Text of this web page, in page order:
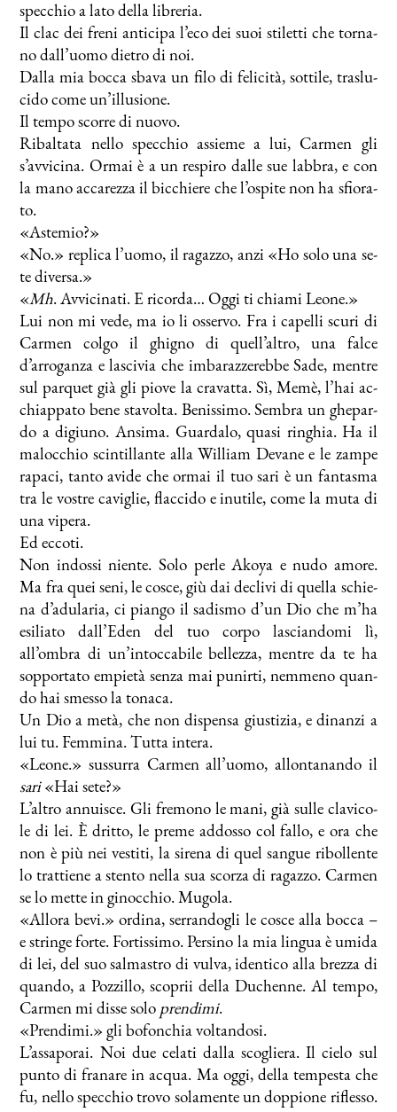
spec­chio a la­to del­la li­bre­ria.
Il clac dei fre­ni an­ti­ci­pa l’eco dei suoi sti­let­ti che tor­na­
no dall’uomo die­tro di noi.
Dal­la mia boc­ca sba­va un fi­lo di fe­li­ci­tà, sot­ti­le, tra­slu­
ci­do co­me un’illusione.
Il tem­po scor­re di nuo­vo.
Ri­bal­ta­ta nel­lo spec­chio as­sie­me a lui, Car­men gli
s’avvicina. Or­mai è a un re­spi­ro dal­le sue lab­bra, e con
la ma­no ac­ca­rez­za il bic­chie­re che l’ospite non ha sfio­ra­
to.
«Aste­mio?»
«No.» re­pli­ca l’uomo, il ra­gaz­zo, an­zi «Ho so­lo una se­
te di­ver­sa.»
«Mh. Av­vi­ci­na­ti. E ri­cor­da… Og­gi ti chia­mi Leo­ne.»
Lui non mi ve­de, ma io li os­ser­vo. Fra i ca­pel­li scu­ri di
Car­men col­go il ghi­gno di quell’altro, una fal­ce
d’arroganza e la­sci­via che im­ba­raz­ze­reb­be Sa­de, men­tre
sul par­quet già gli pio­ve la cra­vat­ta. Sì, Me­mè, l’hai ac­
chiap­pa­to be­ne sta­vol­ta. Be­nis­si­mo. Sem­bra un ghe­par­
do a di­giu­no. An­si­ma. Guar­da­lo, qua­si rin­ghia. Ha il
ma­loc­chio scin­til­lan­te al­la Wil­liam De­va­ne e le zam­pe
ra­pa­ci, tan­to avi­de che or­mai il tuo sa­ri è un fan­ta­sma
tra le vo­stre ca­vi­glie, flac­ci­do e inu­ti­le, co­me la mu­ta di
una vi­pe­ra.
Ed ec­co­ti.
Non in­dos­si nien­te. So­lo per­le Akoya e nu­do amo­re.
Ma fra quei se­ni, le co­sce, giù dai de­cli­vi di quel­la schie­
na d’adularia, ci pian­go il sa­di­smo d’un Dio che m’ha
esi­lia­to dall’Eden del tuo cor­po la­scian­do­mi lì,
all’ombra di un’intoccabile bel­lez­za, men­tre da te ha
sop­por­ta­to em­pie­tà sen­za mai pu­nir­ti, nem­me­no quan­
do hai smes­so la to­na­ca.
Un Dio a me­tà, che non di­spen­sa giu­sti­zia, e di­nan­zi a
lui tu. Fem­mi­na. Tut­ta in­te­ra.
«Leo­ne.» sus­sur­ra Car­men all’uomo, al­lon­ta­nan­do il
sa­ri«Hai se­te?»
L’altro an­nui­sce. Gli fre­mo­no le ma­ni, già sul­le cla­vi­co­
le di lei. È drit­to, le pre­me ad­dos­so col fal­lo, e ora che
non è più nei ve­sti­ti, la si­re­na di quel san­gue ri­bol­len­te
lo trat­tie­ne a sten­to nel­la sua scor­za di ra­gaz­zo. Car­men
se lo met­te in gi­noc­chio. Mu­go­la.
«Al­lo­ra be­vi.» or­di­na, ser­ran­do­gli le co­sce al­la boc­ca –
e strin­ge for­te. For­tis­si­mo. Per­si­no la mia lin­gua è umi­da
di lei, del suo sal­ma­stro di vul­va, iden­ti­co al­la brez­za di
quan­do, a Poz­zil­lo, sco­prii del­la Du­chen­ne. Al tem­po,
Car­men mi dis­se so­lo pren­di­mi.
«Pren­di­mi.» gli bo­fon­chia vol­tan­do­si.
L’assaporai. Noi due ce­la­ti dal­la sco­glie­ra. Il cie­lo sul
pun­to di fra­na­re in ac­qua. Ma og­gi, del­la tem­pe­sta che
fu, nel­lo spec­chio tro­vo so­la­men­te un dop­pio­ne ri­fles­so.